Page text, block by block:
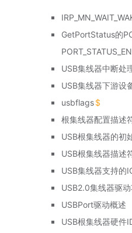
GetPortStatus的
USB集线器中断处
USB集线器下游设
usbflags
根集线器配置描述
USB根集线器的初
USB根集线器描述
USB集线器支持的
USB2.0集线器驱
USBPort驱动概述
USB根集线器硬件